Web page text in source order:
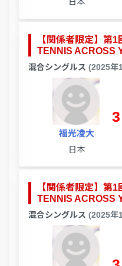
【関係者限定】第
TENNIS ACROSS
混合シングルス (2025年
福光凌大
日本
3
【関係者限定】第
TENNIS ACROSS
混合シングルス (2025年